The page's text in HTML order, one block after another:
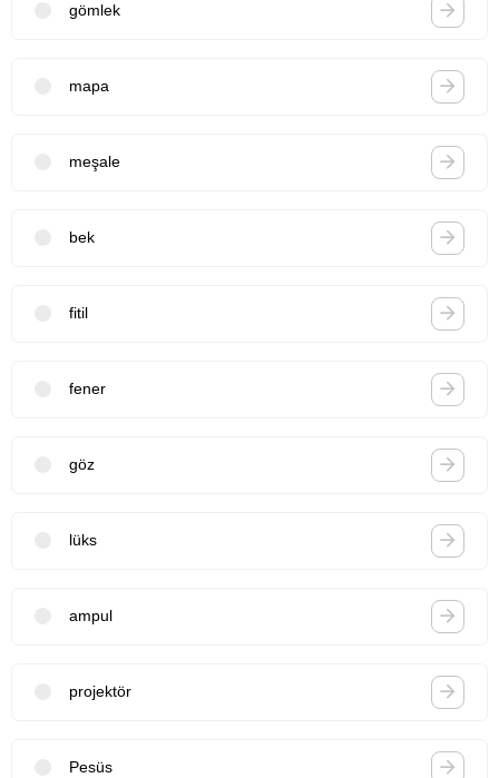
gömlek
mapa
meşale
bek
fitil
fener
göz
lüks
ampul
projektör
Pesüs